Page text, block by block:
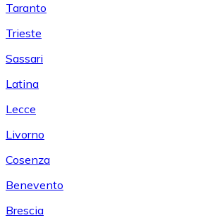
Taranto
Trieste
Sassari
Latina
Lecce
Livorno
Cosenza
Benevento
Brescia